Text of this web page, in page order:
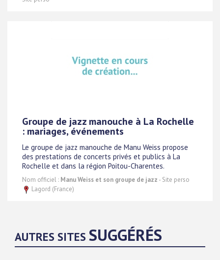
Groupe de jazz manouche à La Rochelle
: mariages, événements
Le groupe de jazz manouche de Manu Weiss propose
des prestations de concerts privés et publics à La
Rochelle et dans la région Poitou-Charentes.
Nom officiel : Manu Weiss et son groupe de jazz - Site perso
Lagord (France)
AUTRES SITES SUGGÉRÉS